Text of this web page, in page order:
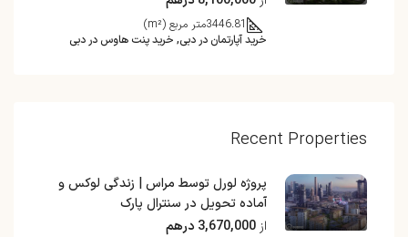
3446.81متر مربع (m²)
خرید آپارتمان در دبی, خرید پنت هاوس در دبی
Recent Properties
پروژه لورل توسط مراس | زندگی لوکس و
آماده تحویل در سنترال پارک
از 3,670,000 درهم